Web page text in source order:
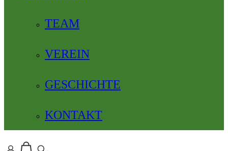
TEAM
VEREIN
GESCHICHTE
KONTAKT